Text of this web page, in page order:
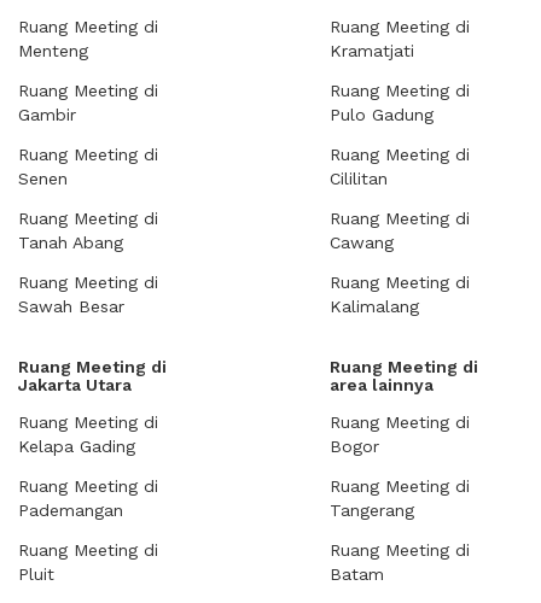
Ruang Meeting di
Menteng
Ruang Meeting di
Gambir
Ruang Meeting di
Senen
Ruang Meeting di
Tanah Abang
Ruang Meeting di
Sawah Besar
Ruang Meeting di
Kramatjati
Ruang Meeting di
Pulo Gadung
Ruang Meeting di
Cililitan
Ruang Meeting di
Cawang
Ruang Meeting di
Kalimalang
Ruang Meeting di
Jakarta Utara
Ruang Meeting di
Kelapa Gading
Ruang Meeting di
Pademangan
Ruang Meeting di
Pluit
Ruang Meeting di
area lainnya
Ruang Meeting di
Bogor
Ruang Meeting di
Tangerang
Ruang Meeting di
Batam